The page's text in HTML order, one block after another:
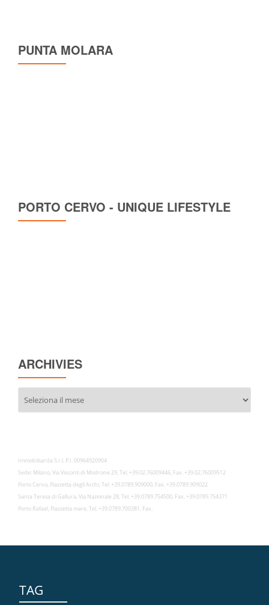
PUNTA MOLARA
PORTO CERVO - UNIQUE LIFESTYLE
ARCHIVIES
Immobilsarda S.r.l. P.I. 00964920904
Sede: Milano, Via Visconti di Modrone 29, Tel. +39.02.76009446, Fax. +39.02.76009512
Porto Cervo, Piazzetta degli Archi, Tel. +39.0789.909000, Fax. +39.0789.909022
Santa Teresa di Gallura, Via Nazionale 28, Tel. +39.0789.754500, Fax. +39.0789.754371
Porto Rafael, Piazzetta mare, Tel. +39.0789.700381, Fax.
TAG